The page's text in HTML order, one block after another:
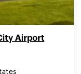
Airport